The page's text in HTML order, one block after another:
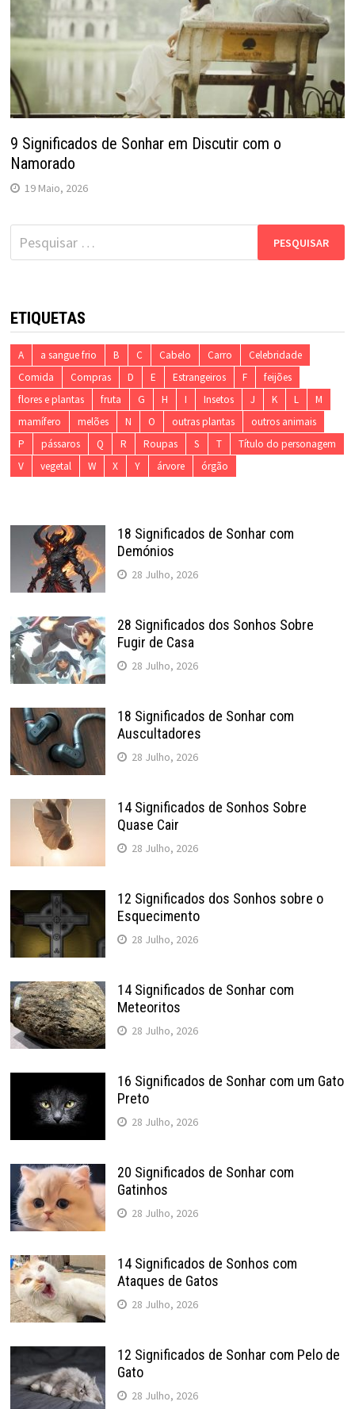
9 Significados de Sonhar em Discutir com o
Namorado
19 Maio, 2026
Pesquisar
por:
ETIQUETAS
A a sangue frio B C Cabelo Carro
Celebridade
Comida
Compras D E Estrangeiros F
feijões
flores e plantas
fruta G H I Insetos J K L
M
mamífero
melões N O outras plantas
outros animais
P
pássaros Q R Roupas S T
Título do personagem
V
vegetal W X Y árvore órgão
18 Significados de Sonhar com
Demónios
28 Julho, 2026
28 Significados dos Sonhos Sobre
Fugir de Casa
28 Julho, 2026
18 Significados de Sonhar com
Auscultadores
28 Julho, 2026
14 Significados de Sonhos Sobre
Quase Cair
28 Julho, 2026
12 Significados dos Sonhos sobre o
Esquecimento
28 Julho, 2026
14 Significados de Sonhar com
Meteoritos
28 Julho, 2026
16 Significados de Sonhar com um Gato
Preto
28 Julho, 2026
20 Significados de Sonhar com
Gatinhos
28 Julho, 2026
14 Significados de Sonhos com
Ataques de Gatos
28 Julho, 2026
12 Significados de Sonhar com Pelo de
Gato
28 Julho, 2026